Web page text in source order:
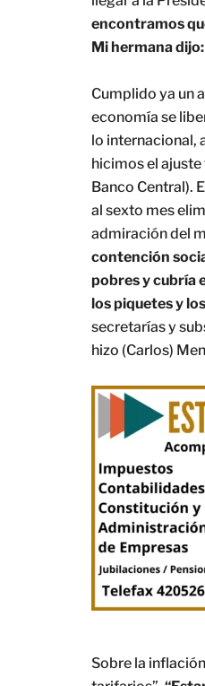
encontramos
Mi hermana dijo:
Cumplido ya un
economía se
lo internacional,
hicimos el ajuste
Banco Central).
al sexto mes
admiración del
contención
pobres y cubría
los piquetes y
secretarías y
hizo (Carlos)
Sobre la